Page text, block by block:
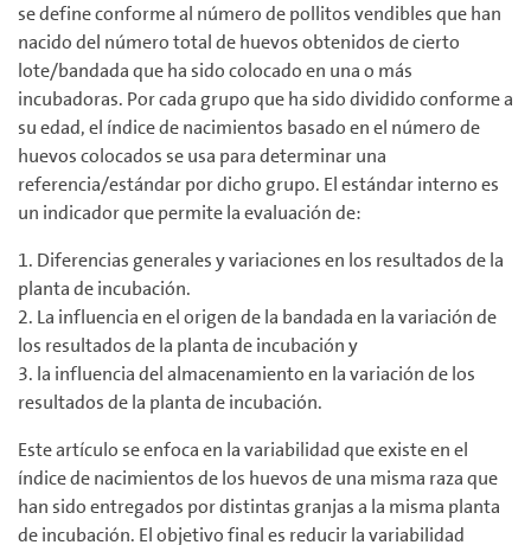
se define conforme al número de pollitos vendibles que han
nacido del número total de huevos obtenidos de cierto
lote/bandada que ha sido colocado en una o más
incubadoras. Por cada grupo que ha sido dividido conforme a
su edad, el índice de nacimientos basado en el número de
huevos colocados se usa para determinar una
referencia/estándar por dicho grupo. El estándar interno es
un indicador que permite la evaluación de:
1. Diferencias generales y variaciones en los resultados de la
planta de incubación.
2. La influencia en el origen de la bandada en la variación de
los resultados de la planta de incubación y
3. la influencia del almacenamiento en la variación de los
resultados de la planta de incubación.
Este artículo se enfoca en la variabilidad que existe en el
índice de nacimientos de los huevos de una misma raza que
han sido entregados por distintas granjas a la misma planta
de incubación. El objetivo final es reducir la variabilidad